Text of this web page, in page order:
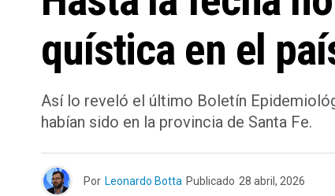
quística en el
Así lo reveló el último Boletín
habían sido en la provincia de Santa Fe.
Por Leonardo Botta Publicado 28 abril, 2026